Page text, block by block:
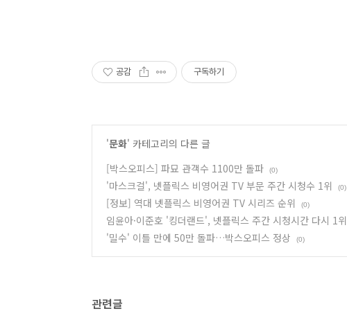
공감 구독하기
'문화' 카테고리의 다른 글
[박스오피스] 파묘 관객수 1100만 돌파
(0)
'마스크걸', 넷플릭스 비영어권 TV 부문 주간 시청수 1위 (0)
[정보] 역대 넷플릭스 비영어권 TV 시리즈 순위 (0)
임윤아·이준호 '킹더랜드', 넷플릭스 주간 시청시간 다시 1위
'밀수' 이틀 만에 50만 돌파…박스오피스 정상 (0)
관련글